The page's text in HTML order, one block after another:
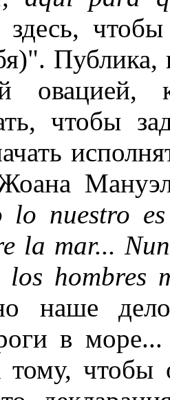
здесь,
Публика,
овацией,
чтобы
lo nuestro
la mar...
los hombres
наше
в
тому,